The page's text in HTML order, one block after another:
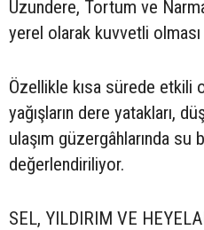
Uzundere, Tortum ve
yerel olarak kuvvetli
Özellikle kısa sürede etkili
yağışların dere yatakları,
ulaşım güzergâhlarında su
değerlendiriliyor.
SEL, YILDIRIM VE